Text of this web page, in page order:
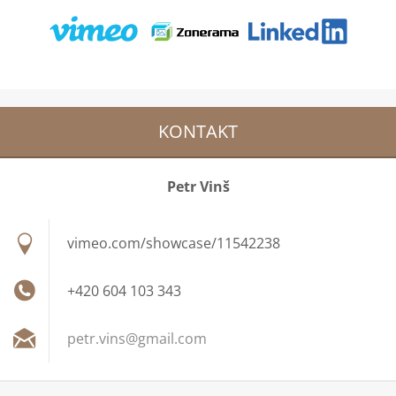
KONTAKT
Petr Vinš
vimeo.com/showcase/11542238
+420 604 103 343
petr.vins@gmail.com